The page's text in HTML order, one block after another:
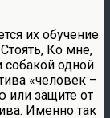
их обучение
Ко мне,
собакой одной
«человек –
или защите от
Именно так